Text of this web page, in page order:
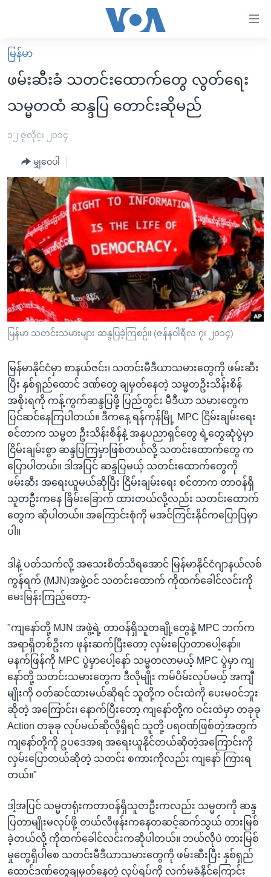
လွယ်ကူ
စေ
များ
အကြောင်းအရာ
သို့
ကျော်
ကြည့်
ရန်
ပင်မ
အ
ညွန်း
စာမျက်နှာ
သို့
ကျော်
ရန်
ရှာဖွေ
ရန်
နေရာ
သို့
ကျော်
ရန်
မူလစာမျက်နှာ
မြန်မာ
ကမ္ဘာ့သတင်းများ
နိုင်ငံတကာ
အစ္စရေး-ပါလက်စတိုင်း
ဗွီဒီယို
ရပ်ဝန်းတခု လမ်းတခု အလွန်
အင်္ဂလိပ်စာလေ့လာမယ်
အမေရိကန်သုံးအီဒီယံ
မကြေးမုံရဲ့ အင်္ဂလိပ်စာ
ရုပ်ရှင်ထဲက အင်္ဂလိပ်စာ
သုတပဒေသာ အင်္ဂလိပ်စာ
အပတ်စဉ်ကဏ္ဍများ
ရေဒီယို
တီဗွီ
ရေဒီယိုနှင့်ရုပ်သံ အချက်အလက်များ
ရေဒီယို/တီဗွီအစီအစဉ်
Learning English
ဗွီအိုအေ လူမှုကွန်ယက်များ
ဘာသာစကားများ
မြန်မာ
ဖမ်းဆီးခံ သတင်းထောက်တွေ လွတ်ရေး
သမ္မတထံ ဆန္ဒပြ တောင်းဆိုမည်
၁၂ ဇူလိုင္၊ ၂၀၁၄
မျှဝေပါ
မြန်မာ သတင်းသမားများ ဆန္ဒပြခဲ့ကြစဉ်။ (ဇန်နဝါရီလ ၇၊ ၂၀၁၄)
မြန်မာနိုင်ငံမှာ စာနယ်ဇင်း၊ သတင်းမီဒီယာသမားတွေကို ဖမ်းဆီး
ပြီး နှစ်ရှည်ထောင် ဒဏ်တွေ ချမှတ်နေတဲ့ သမ္မတဦးသိန်းစိန်
အစိုးရကို ကန့်ကွက်ဆန္ဒပြဖို့ ပြည်တွင်း မီဒီယာ သမားတွေက
ပြင်ဆင်နေကြပါတယ်။ ဒီကနေ့ ရန်ကုန်မြို့ MPC ငြိမ်းချမ်းရေး
စင်တာက သမ္မတ ဦးသိန်းစိန်နဲ့ အနုပညာရှင်တွေ ရဲ့တွေဆုံပွဲမှာ
ငြိမ်းချမ်းစွာ ဆန္ဒပြကြမှာဖြစ်တယ်လို့ သတင်းထောက်တွေ က
ပြောပါတယ်။ ဒါအပြင် ဆန္ဒပြမယ့် သတင်းထောက်တွေကို
ဖမ်းဆီး အရေးယူမယ်ဆိုပြီး ငြိမ်းချမ်းရေး စင်တာက တာဝန်ရှိ
သူတဦးကနေ ခြိမ်းခြောက် ထားတယ်လို့လည်း သတင်းထောက်
တွေက ဆိုပါတယ်။ အကြောင်းစုံကို မအင်ကြင်းနိုင်ကပြောပြမှာ
ပါ။
ဒါနဲ့ ပတ်သက်လို့ အသေးစိတ်သိရအောင် မြန်မာနိုင်ငံဂျာနယ်လစ်
ကွန်ရက် (MJN)အဖွဲ့ဝင် သတင်းထောက် ကိုထက်ခေါင်လင်းကို
မေးမြန်းကြည့်တော့-
"ကျနော်တို့ MJN အဖွဲ့ရဲ့ တာဝန်ရှိသူတချို့တွေနဲ့ MPC ဘက်က
အရာရှိတစ်ဦးက ဖုန်းဆက်ပြီးတော့ လှမ်းပြောတာပေါ့နော်။
မနက်ဖြန်ကို MPC ပွဲမှာပေါ့နော် သမ္မတလာမယ့် MPC ပွဲမှာ ကျ
နော်တို့ သတင်းသမားတွေက ဒီလိုမျိုး ကမ်ပိမ်းလုပ်မယ့် အကျီ
မျိုးကို ဝတ်ဆင်ထားမယ်ဆိုရင် သူတို့က ဝင်းထဲကို ပေးမဝင်ဘူး
ဆိုတဲ့ အကြောင်း၊ နောက်ပြီးတော့ ကျနော်တို့က ဝင်းထဲမှာ တခုခု
Action တခုခု လုပ်မယ်ဆိုလို့ရှိရင် သူတို့ ပရဝဏ်ဖြစ်တဲ့အတွက်
ကျနော်တို့ကို ဥပဒေအရ အရေးယူနိုင်တယ်ဆိုတဲ့အကြောင်းကို
လှမ်းပြောတယ်ဆိုတဲ့ သတင်း စကားကိုလည်း ကျနော် ကြားရ
တယ်။"
ဒါ့အပြင် သမ္မတရုံးကတာဝန်ရှိသူတဦးကလည်း သမ္မတကို ဆန္ဒ
ပြတာမျိုးမလုပ်ဖို့ တယ်လီဖုန်းကနေတဆင့်ဆက်သွယ် တားမြစ်
ခဲ့တယ်လို့ ကိုထက်ခေါင်လင်းကဆိုပါတယ်။ ဘယ်လိုပဲ တားမြစ်
မှုတွေရှိပါစေ သတင်းမီဒီယာသမားတွေကို ဖမ်းဆီးပြီး နှစ်ရှည်
ထောင်ဒဏ်တွေချမှတ်နေတဲ့ လုပ်ရပ်ကို လက်မခံနိုင်ကြောင်း